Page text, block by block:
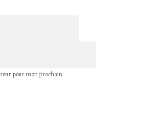
pour mon prochain